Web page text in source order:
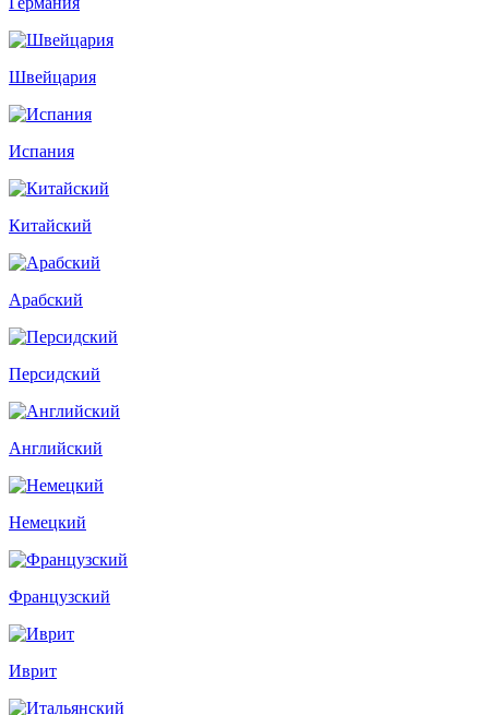
Швейцария
Испания
Китайский
Арабский
Персидский
Английский
Немецкий
Французский
Иврит